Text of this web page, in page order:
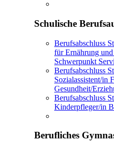
Schulische
Berufsabschluss
für Ernährung
Schwerpunkt
Berufsabschluss
Sozialassistent/in
Gesundheit/
Berufsabschluss
Kinderpfleger/in
Berufliches